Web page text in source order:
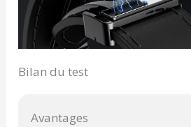
Bilan du test
Avantages